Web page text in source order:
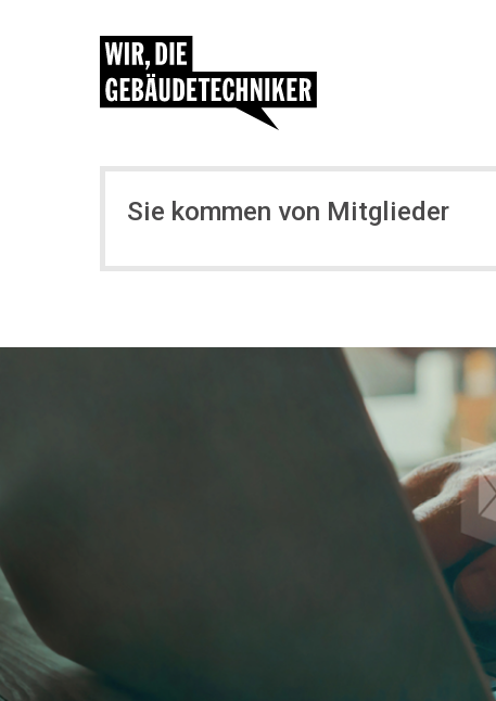
Sie kommen von Mitglieder